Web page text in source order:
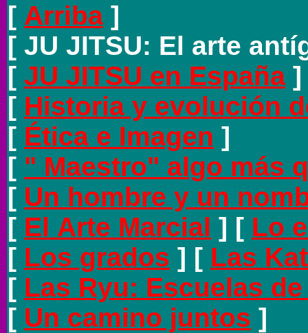
[ Arriba ]
[ JU JITSU: El arte
[ JU JITSU en España ]
[ Historia y evolución
[ Ética e Imagen ]
[ " Maestro" algo más
[ Un hombre y un
[ El Arte Marcial ] [ Lo
[ Los grados ] [ Las
[ Las Ryu: Escuelas
[ Un camino juntos ]